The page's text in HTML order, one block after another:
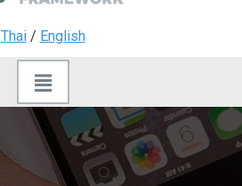
Thai/ English